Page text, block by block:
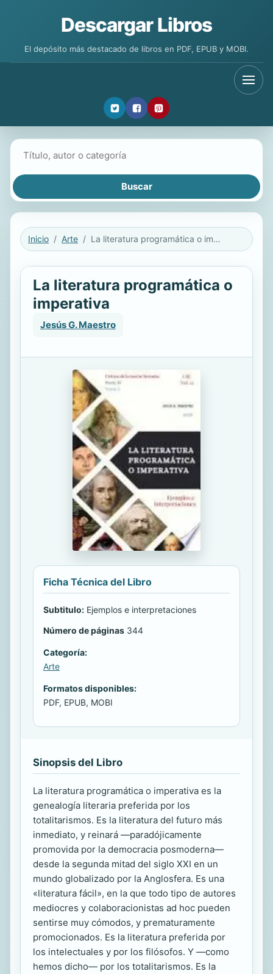
Descargar Libros
El depósito más destacado de libros en PDF, EPUB y MOBI.
Inicio Arte La literatura programática o imperativa
La literatura programática o
imperativa
Jesús G. Maestro
Ficha Técnica del Libro
Subtitulo: Ejemplos e interpretaciones
Número de páginas 344
Categoría:
Arte
Formatos disponibles:
PDF, EPUB, MOBI
Sinopsis del Libro
La literatura programática o imperativa es la
genealogía literaria preferida por los
totalitarismos. Es la literatura del futuro más
inmediato, y reinará ―paradójicamente
promovida por la democracia posmoderna―
desde la segunda mitad del siglo XXI en un
mundo globalizado por la Anglosfera. Es una
«literatura fácil», en la que todo tipo de autores
mediocres y colaboracionistas ad hoc pueden
sentirse muy cómodos, y prematuramente
promocionados. Es la literatura preferida por
los intelectuales y por los filósofos. Y ―como
hemos dicho― por los totalitarismos. Es la